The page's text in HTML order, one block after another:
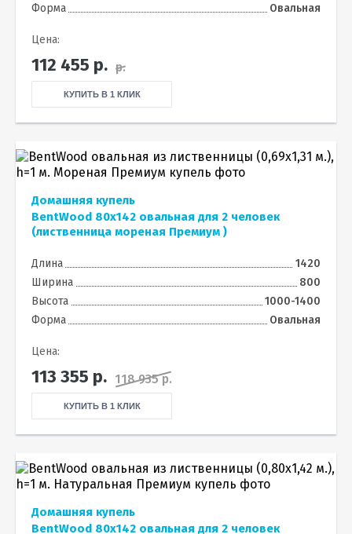
Форма
Овальная
Цена:
112 455 р. р.
КУПИТЬ В 1 КЛИК
Домашняя купель
BentWood 80х142 овальная для 2 человек
(лиственница мореная Премиум )
Длина
1420
Ширина
800
Высота
1000-1400
Форма
Овальная
Цена:
113 355 р. 118 935 р.
КУПИТЬ В 1 КЛИК
Домашняя купель
BentWood 80х142 овальная для 2 человек